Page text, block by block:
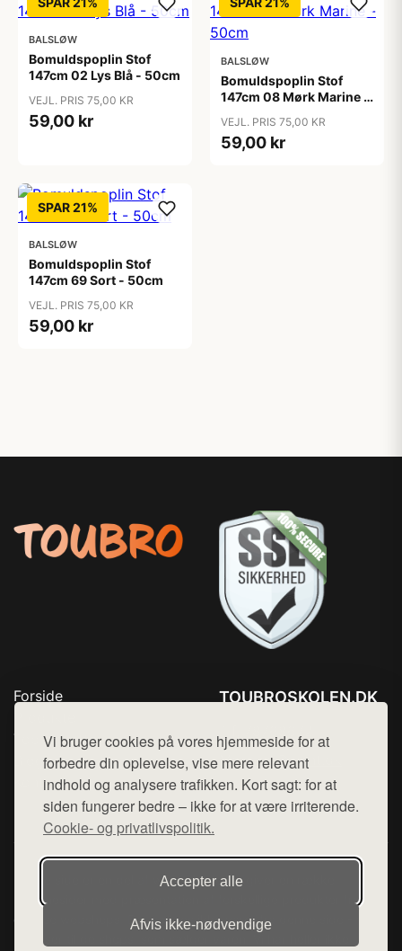
Vi bruger cookies på vores hjemmeside for at
forbedre din oplevelse, vise mere relevant
indhold og analysere trafikken. Kort sagt: for at
siden fungerer bedre – ikke for at være irriterende.
Cookie- og privatlivspolitik.
Accepter alle
Afvis ikke‑nødvendige
BALSLØW
Bomuldspoplin Stof
147cm 02 Lys Blå - 50cm
VEJL. PRIS 75,00 KR
59,00 kr
BALSLØW
Bomuldspoplin Stof
147cm 08 Mørk Marine -
VEJL. PRIS 75,00 KR
59,00 kr
SPAR 21%
BALSLØW
Bomuldspoplin Stof
147cm 69 Sort - 50cm
VEJL. PRIS 75,00 KR
59,00 kr
Forside
Top Rabatter
Blog
Kontakt
TOUBROSKOLEN.DK
Mail: hej@want.dk
Cookie- og privatlivspolitik
Denne side er en del af want.dk, der udgiver en række
hjemmesider med præsentation af forskellige produkter fra
diverse webshops. Der sælges ikke varer fra denne side - vi
henviser til de shops, som sælger varen. Vi har heller ikke